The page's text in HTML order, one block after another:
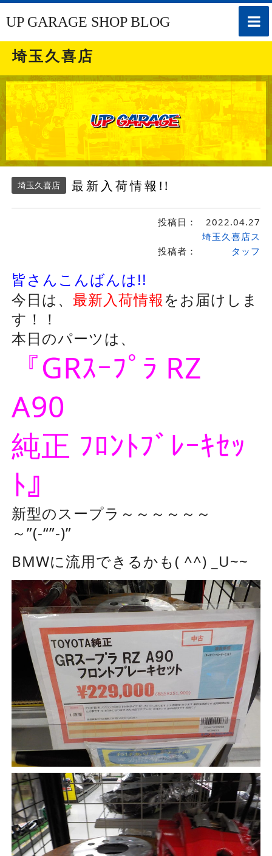
toggle
UP GARAGE SHOP BLOG
埼玉久喜店
埼玉久喜店 最新入荷情報!!
投稿日： 2022.04.27
投稿者：
埼玉久喜店ス
タッフ
皆さんこんばんは!!
今日は、 最新入荷情報をお届けしま
す！！
本日のパーツは、
『GRｽｰﾌﾟﾗ RZ
A90
純正 ﾌﾛﾝﾄﾌﾞﾚｰｷｾｯ
ﾄ』
新型のスープラ～～～～～～
～”(-“”-)”
BMWに流用できるかも( ^^) _U~~